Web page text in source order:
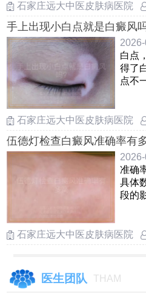
石家庄远大中医皮肤病医院
手上出现小白点就是白癜风
白点
得了
点不
石家庄远大中医皮肤病医院
伍德灯检查白癜风准确率有
准确
具体
段的
石家庄远大中医皮肤病医院
医生团队 THAM